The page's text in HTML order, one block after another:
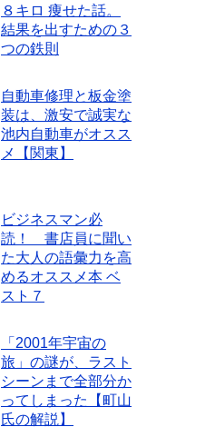
８キロ 痩せた話。
結果を出すための３
つの鉄則
自動車修理と板金塗
装は、激安で誠実な
池内自動車がオスス
メ【関東】
ビジネスマン必
読！ 書店員に聞い
た大人の語彙力を高
めるオススメ本 ベ
スト７
「2001年宇宙の
旅」の謎が、ラスト
シーンまで全部分か
ってしまった【町山
氏の解説】